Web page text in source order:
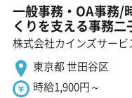
一般事務・OA事務/
くりを支える事務二
株式会社カインズサービ
東京都 世田谷区
時給1,900円～